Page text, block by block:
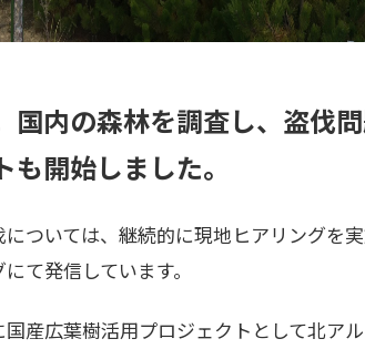
国内の森林を調査し、盗伐
も開始しました。
ついては、継続的に現地ヒアリングを
て発信しています。
国産広葉樹活用プロジェクトとして北ア